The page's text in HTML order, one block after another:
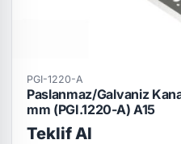
PGI-1220-A
Paslanmaz/Galvaniz
mm (PGI.1220-A) A15
Teklif Al